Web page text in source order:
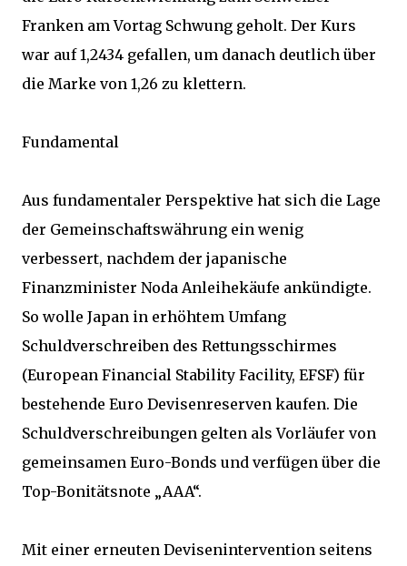
Franken am Vortag Schwung geholt. Der Kurs
war auf 1,2434 gefallen, um danach deutlich über
die Marke von 1,26 zu klettern.
Fundamental
Aus fundamentaler Perspektive hat sich die Lage
der Gemeinschaftswährung ein wenig
verbessert, nachdem der japanische
Finanzminister Noda Anleihekäufe ankündigte.
So wolle Japan in erhöhtem Umfang
Schuldverschreiben des Rettungsschirmes
(European Financial Stability Facility, EFSF) für
bestehende Euro Devisenreserven kaufen. Die
Schuldverschreibungen gelten als Vorläufer von
gemeinsamen Euro-Bonds und verfügen über die
Top-Bonitätsnote „AAA“.
Mit einer erneuten Devisenintervention seitens